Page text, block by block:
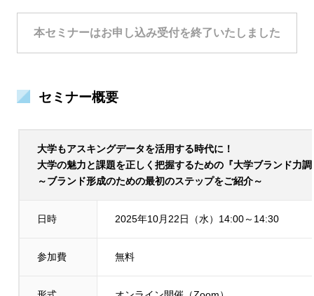
本セミナーはお申し込み受付を終了いたしました
セミナー概要
大学もアスキングデータを活用する時代に！
大学の魅力と課題を正しく把握するための『大学ブランド力
～ブランド形成のための最初のステップをご紹介～
日時 2025年10月22日（水）14:00～14:30
参加費 無料